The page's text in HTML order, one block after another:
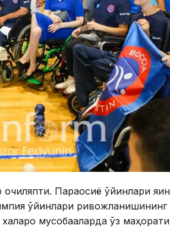
Параосиё ўйинлари
ўйинлари ривожланишининг
мусобақаларда ўз